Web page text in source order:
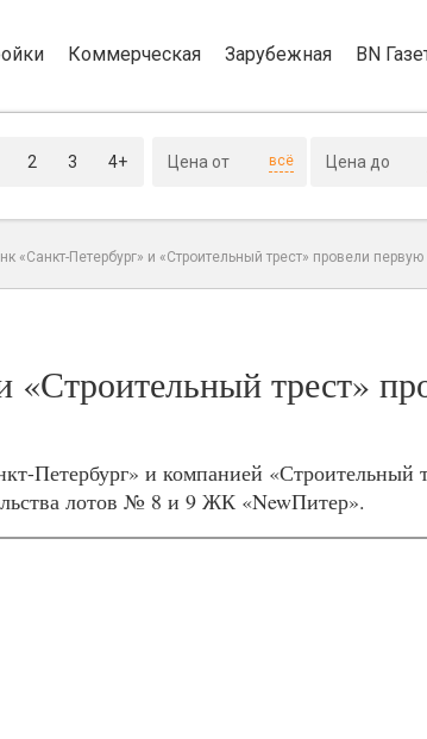
Коммерческая Зарубежная BN
2 3 4+ всё
«Санкт-Петербург» и «Строительный трест» провели
«Строительный трест»
Петербург» и компанией «Строительный
лотов № 8 и 9 ЖК «NewПитер».